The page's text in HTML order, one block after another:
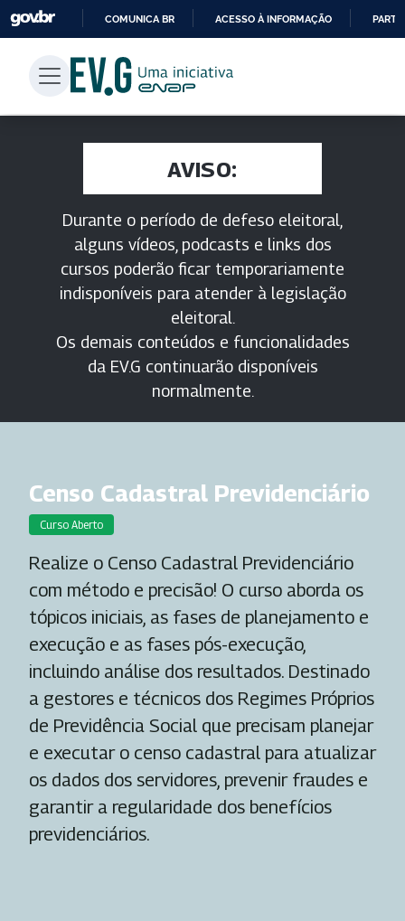
PARA
CONTEÚDO
COMUNICA BR ACESSO À INFORMAÇÃO
AVISO:
Durante o período de defeso eleitoral,
alguns vídeos, podcasts e links dos
cursos poderão ficar temporariamente
indisponíveis para atender à legislação
eleitoral.
Os demais conteúdos e funcionalidades
da EV.G continuarão disponíveis
normalmente.
Censo Cadastral Previdenciário
Curso Aberto
Realize o Censo Cadastral Previdenciário
com método e precisão! O curso aborda os
tópicos iniciais, as fases de planejamento e
execução e as fases pós-execução,
incluindo análise dos resultados. Destinado
a gestores e técnicos dos Regimes Próprios
de Previdência Social que precisam planejar
e executar o censo cadastral para atualizar
os dados dos servidores, prevenir fraudes e
garantir a regularidade dos benefícios
previdenciários.